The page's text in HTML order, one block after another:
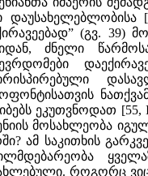
დაუსახელებლობისა
(გვ. 39)
ძნელი
ეკუთვნოდათ [55,
მოსახლეობა
ამ საკითხის
როგორც